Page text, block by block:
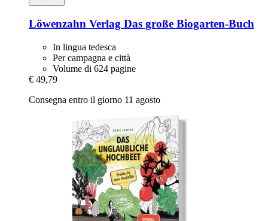
Löwenzahn Verlag Das große Biogarten-​Buch
In lingua tedesca
Per campagna e città
Volume di 624 pagine
€ 49,79
Consegna entro il giorno 11 agosto